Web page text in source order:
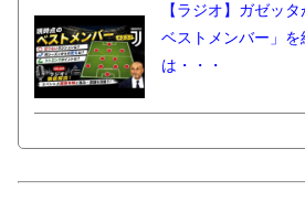
【ラジオ】ガゼッ
ベストメンバー」
は・・・